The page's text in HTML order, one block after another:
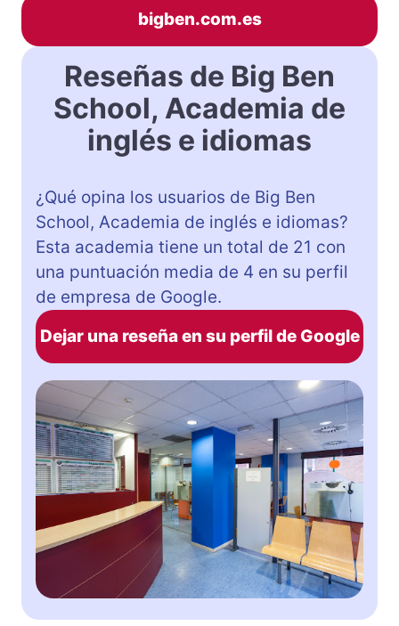
bigben.com.es
Reseñas de Big Ben
School, Academia de
inglés e idiomas
¿Qué opina los usuarios de Big Ben
School, Academia de inglés e idiomas?
Esta academia tiene un total de 21 con
una puntuación media de 4 en su perfil
de empresa de Google.
Dejar una reseña en su perfil de Google